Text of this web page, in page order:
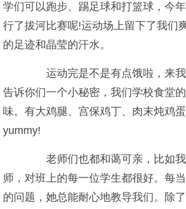
学们可以跑步、踢足球和打篮球，今
行了拔河比赛呢!运动场上留下了我们
的足迹和晶莹的汗水。
运动完是不是有点饿啦，来我
告诉你们一个小秘密，我们学校食堂
味。有大鸡腿、宫保鸡丁、肉末炖鸡
yummy!
老师们也都和蔼可亲，比如我
师，对班上的每一位学生都很好。每
的问题，她总能耐心地教导我们。除